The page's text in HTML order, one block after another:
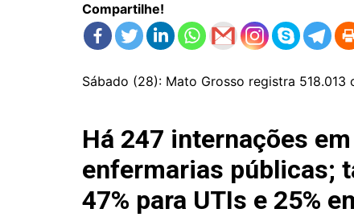
Compartilhe!
Sábado (28): Mato Grosso registra
Há 247 internações
enfermarias públicas;
47% para UTIs e 25%